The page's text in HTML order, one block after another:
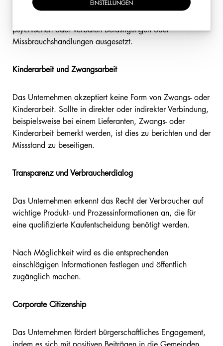
Die Mitarbeiter werden keinerlei körperlichen
psychischen oder verbalen Belästigungen oder
Missbrauchshandlungen ausgesetzt.
Kinderarbeit und Zwangsarbeit
Das Unternehmen akzeptiert keine Form von Zwangs- oder
Kinderarbeit. Sollte in direkter oder indirekter Verbindung,
beispielsweise bei einem Lieferanten, Zwangs- oder
Kinderarbeit bemerkt werden, ist dies zu berichten und der
Missstand zu beseitigen.
Transparenz und Verbraucherdialog
Das Unternehmen erkennt das Recht der Verbraucher auf
wichtige Produkt- und Prozessinformationen an, die für
eine qualifizierte Kaufentscheidung benötigt werden.
Nach Möglichkeit wird es die entsprechenden
einschlägigen Informationen festlegen und öffentlich
zugänglich machen.
Corporate Citizenship
Das Unternehmen fördert bürgerschaftliches Engagement,
EINSTELLUNGEN